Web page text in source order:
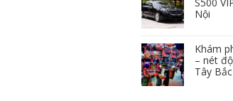
Nội
Khám
– nét
Tây Bắc